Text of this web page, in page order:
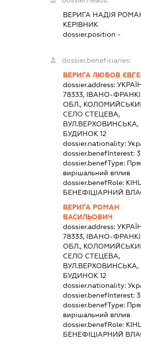
ВЕРИГА НАДІЯ
КЕРІВНИК
dossier.position -
dossier.beneficiaries:
ВЕРИГА ЛЮБОВ
dossier.address:
78333, ІВАНО-
ОБЛ.,
СЕЛО СТЕЦЕВА,
ВУЛ.ВЕРХОВИНСЬКА,
БУДИНОК 12
dossier.nationality:
dossier.benefInterest:
dossier.benefType:
вирішальний вплив
dossier.benefRole:
БЕНЕФІЦІАРНИЙ
ВЕРИГА РОМАН
ВАСИЛЬОВИЧ
dossier.address:
78333, ІВАНО-
ОБЛ.,
СЕЛО СТЕЦЕВА,
ВУЛ.ВЕРХОВИНСЬКА,
БУДИНОК 12
dossier.nationality:
dossier.benefInterest:
dossier.benefType:
вирішальний вплив
dossier.benefRole:
БЕНЕФІЦІАРНИЙ